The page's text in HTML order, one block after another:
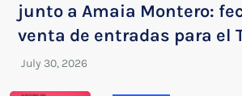
junto a Amaia Montero:
venta de entradas para el